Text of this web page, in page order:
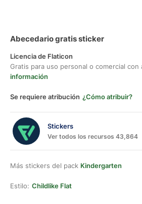
Abecedario gratis sticker
Licencia de Flaticon
Gratis para uso personal o comercial con
información
Se requiere atribución ¿Cómo atribuir?
Stickers
Ver todos los recursos 43,864
Más stickers del pack Kindergarten
Estilo: Childlike Flat